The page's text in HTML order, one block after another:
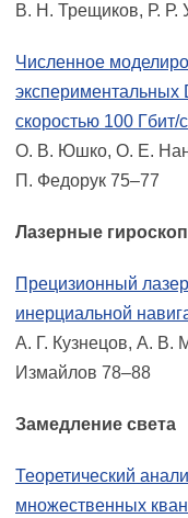
В. Н. Трещиков, Р. Р.
Численное
экспериментальных
скоростью 100 Гбит/с
О. В. Юшко, О. Е.
П. Федорук 75–77
Лазерные
Прецизионный
инерциальной
А. Г. Кузнецов, А. В.
Измайлов 78–88
Замедление света
Теоретический
множественных